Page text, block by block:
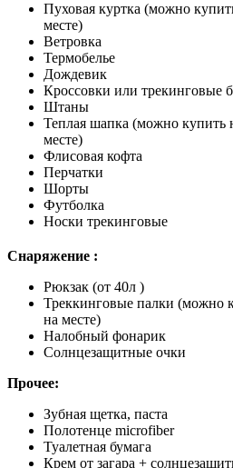
Пуховая куртка (можно
месте)
Ветровка
Термобелье
Дождевик
Кроссовки или трекинговые
Штаны
Теплая шапка (можно купить
месте)
Флисовая кофта
Перчатки
Шорты
Футболка
Носки трекинговые
Снаряжение :
Рюкзак (от 40л )
Треккинговые палки (можно
на месте)
Налобный фонарик
Солнцезащитные очки
Прочее:
Зубная щетка, паста
Полотенце microfiber
Туалетная бумага
Крем от загара +